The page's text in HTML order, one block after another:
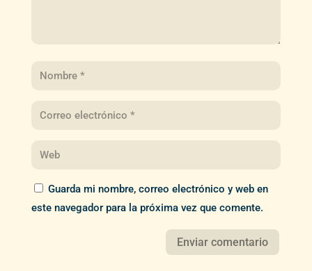
Guarda mi nombre, correo electrónico y web en
este navegador para la próxima vez que comente.